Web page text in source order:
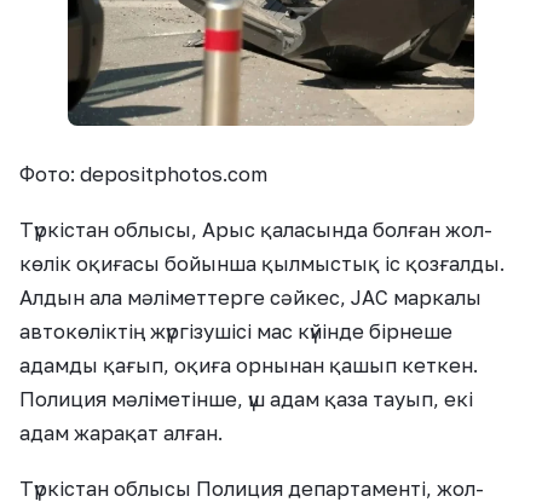
Фото: depositphotos.com
Түркістан облысы, Арыс қаласында болған жол-
көлік оқиғасы бойынша қылмыстық іс қозғалды.
Алдын ала мәліметтерге сәйкес, JAC маркалы
автокөліктің жүргізушісі мас күйінде бірнеше
адамды қағып, оқиға орнынан қашып кеткен.
Полиция мәліметінше, үш адам қаза тауып, екі
адам жарақат алған.
Түркістан облысы Полиция департаменті, жол-